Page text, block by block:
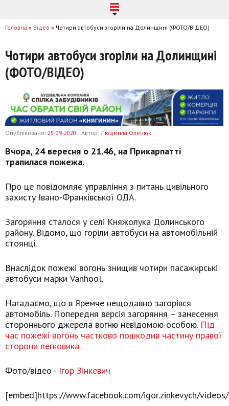
Головна » Відео » Чотири автобуси згоріли на Долинщині (ФОТО/ВІДЕО)
Чотири автобуси згоріли на Долинщині
(ФОТО/ВІДЕО)
Опубліковано: 25-09-2020 Автор: Людмила Оленюк
Вчора, 24 вересня о 21.46, на Прикарпатті
трапилася пожежа.
Про це повідомляє управління з питань цивільного
захисту Івано-Франківської ОДА.
Загоряння сталося у селі Княжолука Долинського
району. Відомо, що горіли автобуси на автомобільній
стоянці.
Внаслідок пожежі вогонь знищив чотири пасажирські
автобуси марки Vanhool.
Нагадаємо, що в Яремче нещодавно загорівся
автомобіль. Попередня версія загоряння – занесення
стороннього джерела вогню невідомою особою. Під
час пожежі вогонь частково пошкодив частину правої
сторони легковика.
Фото/відео - Ігор Зінкевич
[embed]https://www.facebook.com/igor.zinkevych/